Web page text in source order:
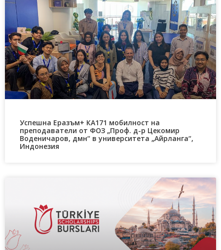
Успешна Еразъм+ КА171 мобилност на
преподаватели от ФОЗ „Проф. д-р Цекомир
Воденичаров, дмн“ в университета „Айрланга“,
Индонезия